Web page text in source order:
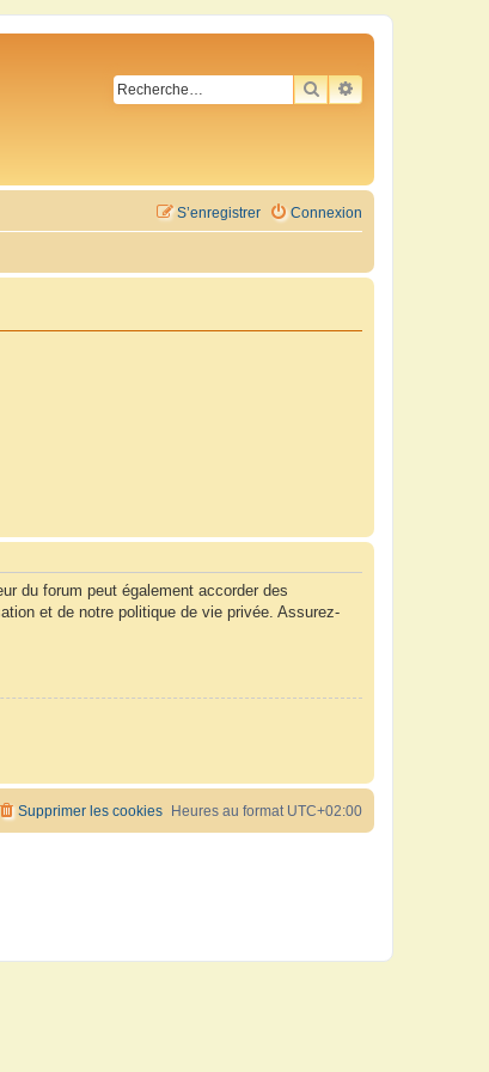
RECHERCHER
RECHERCHE
Connexion
S’enregistrer
du forum peut également accorder des
et de notre politique de vie privée. Assurez-
Heures au format UTC+02:00
Supprimer les cookies